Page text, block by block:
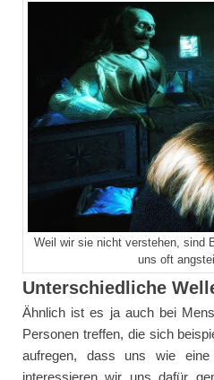
Weil wir sie nicht verstehen, sind
uns oft
Unterschiedliche
Ähnlich ist es ja auch bei
Personen treffen, die sich
aufregen, dass uns wie
interessieren wir uns dafür